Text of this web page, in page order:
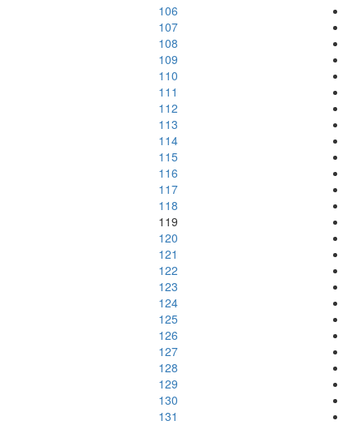
106
107
108
109
110
111
112
113
114
115
116
117
118
119
120
121
122
123
124
125
126
127
128
129
130
131